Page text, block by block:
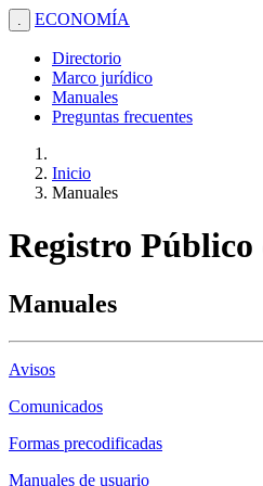
. ECONOMÍA
Directorio
Marco jurídico
Manuales
Preguntas frecuentes
Inicio
Manuales
Registro Público
Manuales
Avisos
Comunicados
Formas precodificadas
Manuales de usuario